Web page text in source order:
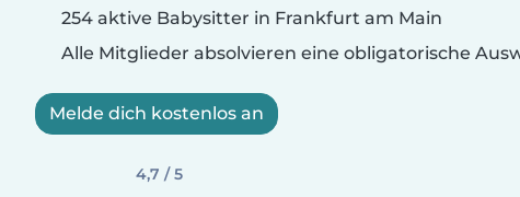
254 aktive Babysitter in Frankfurt am Main
Alle Mitglieder absolvieren eine obligatorische
Melde dich kostenlos an
4,7 / 5